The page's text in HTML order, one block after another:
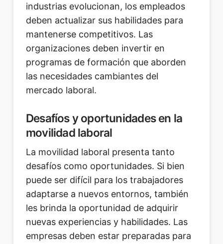
industrias evolucionan, los empleados
deben actualizar sus habilidades para
mantenerse competitivos. Las
organizaciones deben invertir en
programas de formación que aborden
las necesidades cambiantes del
mercado laboral.
Desafíos y oportunidades en la
movilidad laboral
La movilidad laboral presenta tanto
desafíos como oportunidades. Si bien
puede ser difícil para los trabajadores
adaptarse a nuevos entornos, también
les brinda la oportunidad de adquirir
nuevas experiencias y habilidades. Las
empresas deben estar preparadas para